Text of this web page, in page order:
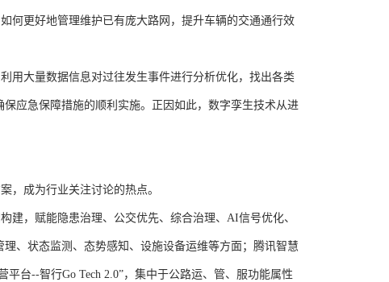
何更好地管理维护已有庞大路网，提升车辆的交通通行效
用大量数据信息对过往发生事件进行分析优化，找出各类
应急保障措施的顺利实施。正因如此，数字孪生技术从进
，成为行业关注讨论的热点。
建，赋能隐患治理、公交优先、综合治理、AI信号优化、
、状态监测、态势感知、设施设备运维等方面；腾讯智慧
平台--智行Go Tech 2.0”，集中于公路运、管、服功能属性